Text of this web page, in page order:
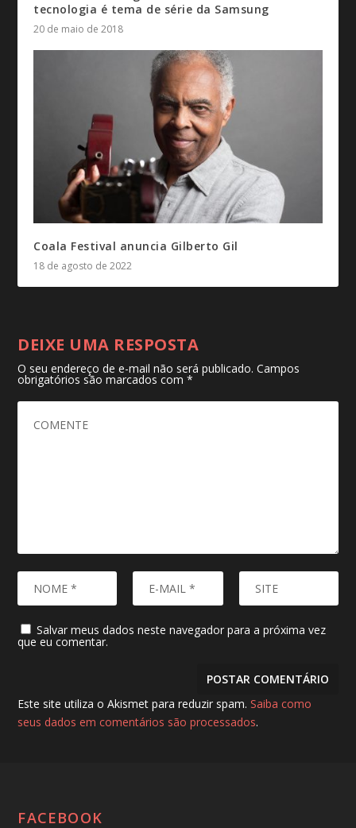
tecnologia é tema de série da Samsung
20 de maio de 2018
Coala Festival anuncia Gilberto Gil
18 de agosto de 2022
DEIXE UMA RESPOSTA
O seu endereço de e-mail não será publicado. Campos
obrigatórios são marcados com*
Salvar meus dados neste navegador para a próxima vez
que eu comentar.
Este site utiliza o Akismet para reduzir spam.Saiba como
seus dados em comentários são processados.
FACEBOOK